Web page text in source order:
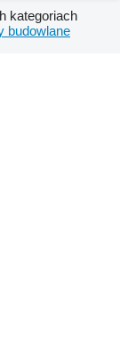
kategoriach
budowlane